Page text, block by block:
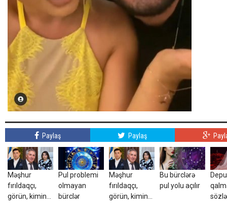
Paylaş Paylaş
Məşhur
fırıldaqçı,
görün, kimin
Pul problemi
olmayan
bürclər
Məşhur
fırıldaqçı,
görün, kimin
Bu bürclərə
pul yolu açılır